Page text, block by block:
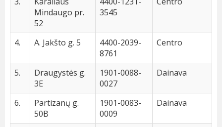
Mindaugo pr.
52
3545
4. A. Jakšto g. 5
4400-2039-
8761
Centro
5.
Draugystės g.
3E
1901-0088-
0027
Dainava
6.
Partizanų g.
50B
1901-0083-
0009
Dainava